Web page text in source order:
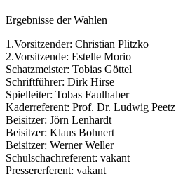
Ergebnisse der Wahlen
1.Vorsitzender: Christian Plitzko
2.Vorsitzende: Estelle Morio
Schatzmeister: Tobias Göttel
Schriftführer: Dirk Hirse
Spielleiter: Tobas Faulhaber
Kaderreferent: Prof. Dr. Ludwig Peetz
Beisitzer: Jörn Lenhardt
Beisitzer: Klaus Bohnert
Beisitzer: Werner Weller
Schulschachreferent: vakant
Pressererferent: vakant